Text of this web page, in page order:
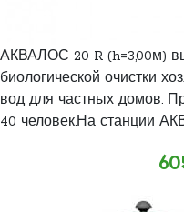
АКВАЛОС 20 R (h=3,00м)
биологической очистки
вод для частных домов.
40 человек.На станции